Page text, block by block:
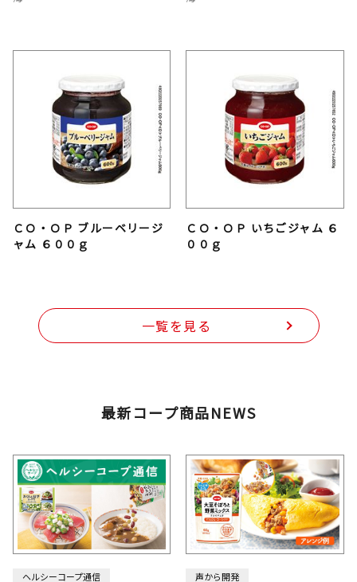
ＣＯ・ＯＰ ブルーベリージ
ャム ６００ｇ
ＣＯ・ＯＰ いちごジャム ６
００ｇ
一覧を見る
最新コープ商品NEWS
ヘルシーコープ通信 声から開発